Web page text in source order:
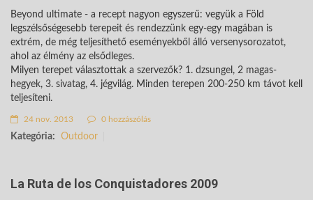
Beyond ultimate - a recept nagyon egyszerű: vegyük a Föld
legszélsőségesebb terepeit és rendezzünk egy-egy magában is
extrém, de még teljesíthető eseményekből álló versenysorozatot,
ahol az élmény az elsődleges.
Milyen terepet választottak a szervezők? 1. dzsungel, 2 magas-
hegyek, 3. sivatag, 4. jégvilág. Minden terepen 200-250 km távot kell
teljesíteni.
24 nov. 2013 0 hozzászólás
Kategória: Outdoor
La Ruta de los Conquistadores 2009